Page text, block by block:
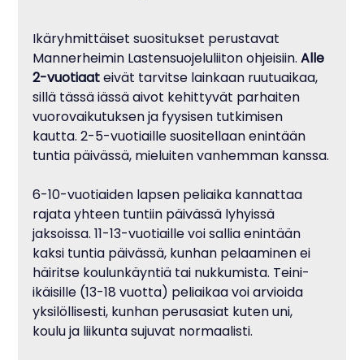
Ikäryhmittäiset suositukset perustavat
Mannerheimin Lastensuojeluliiton ohjeisiin. Alle
2-vuotiaat eivät tarvitse lainkaan ruutuaikaa,
sillä tässä iässä aivot kehittyvät parhaiten
vuorovaikutuksen ja fyysisen tutkimisen
kautta. 2-5-vuotiaille suositellaan enintään
tuntia päivässä, mieluiten vanhemman kanssa.
6-10-vuotiaiden lapsen peliaika kannattaa
rajata yhteen tuntiin päivässä lyhyissä
jaksoissa. 11-13-vuotiaille voi sallia enintään
kaksi tuntia päivässä, kunhan pelaaminen ei
häiritse koulunkäyntiä tai nukkumista. Teini-
ikäisille (13-18 vuotta) peliaikaa voi arvioida
yksilöllisesti, kunhan perusasiat kuten uni,
koulu ja liikunta sujuvat normaalisti.